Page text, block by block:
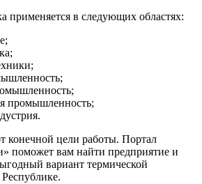
применяется в следующих областях:
промышленность;
конечной цели работы. Портал
поможет вам найти предприятие и
вариант термической